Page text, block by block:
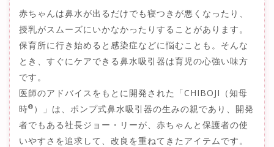
赤ちゃんは鼻水が出るだけでも寝つきが悪くなったり、
授乳がスムーズにいかなかったりすることがあります。
保育所に行き始めると感染症などに悩むことも。そんな
とき、すぐにケアできる鼻水吸引器は育児の心強い味方
です。
医師のアドバイスをもとに開発された「CHIBOJI（知母
時® ）」は、ポンプ式鼻水吸引器の生みの親であり、開発
者でもある社長ジョー・リーが、赤ちゃんと保護者の使
いやすさを追求して、改良を重ねてきたアイテムです。